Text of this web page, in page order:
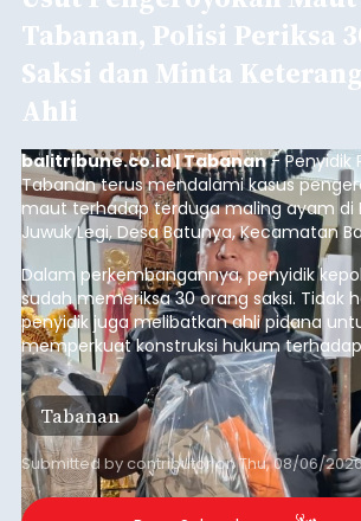
Tabanan, Polisi Periksa
Saksi dan Minta
Ahli
balitribune.co.id | Tabanan- Penyidik
Tabanan terus mendalami kasus
maut terhadap terduga maling ayam di
Juwuk Legi, Desa Batunya, Kecamatan
yang terjadi beberapa waktu lalu.
Dalam perkembangannya, penyidik
sudah memeriksa 30 orang saksi. Tidak
penyidik juga melibatkan ahli pidana
memperkuat konstruksi hukum
orang tersangka yang saat ini ditahan.
Tabanan
Submitted bycontributoronThu, 08/06/